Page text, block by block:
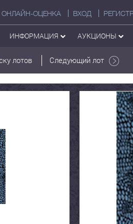
ОНЛАЙН-ОЦЕНКА ВХОД
ИНФОРМАЦИЯ АУКЦИОНЫ
лотов Следующий лот